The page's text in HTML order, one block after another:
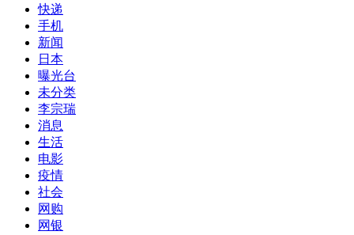
快递
手机
新闻
日本
曝光台
未分类
李宗瑞
消息
生活
电影
疫情
社会
网购
网银